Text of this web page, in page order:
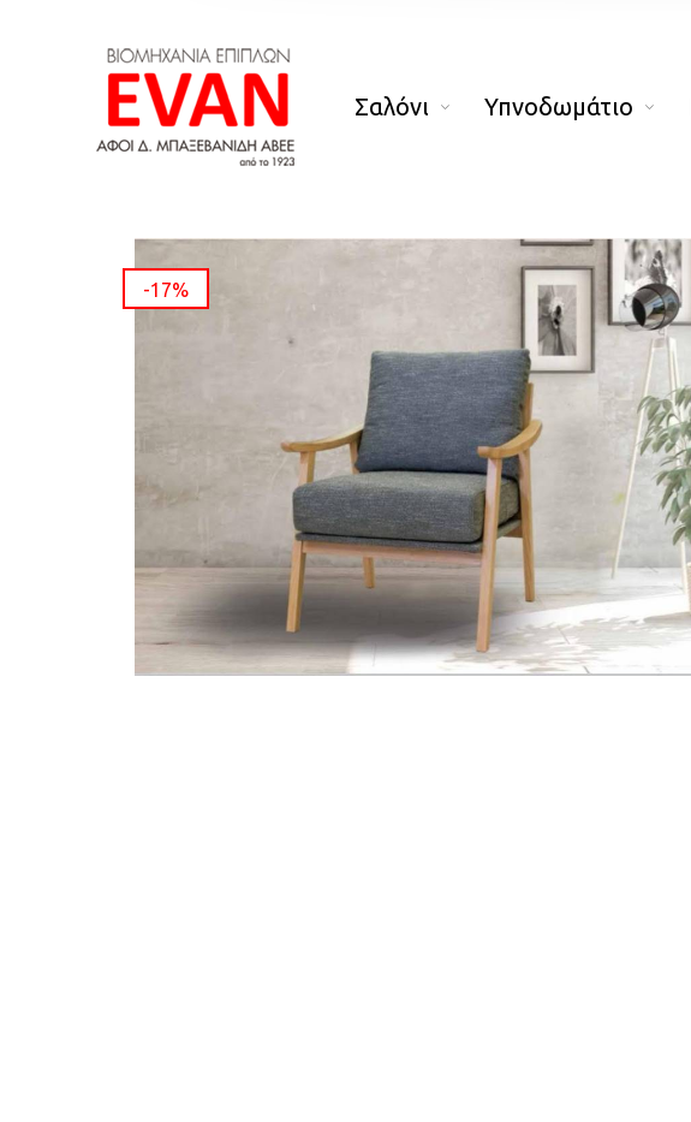
Σαλόνι Υπνοδωμάτιο
-17%